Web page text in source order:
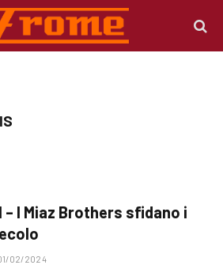
I Miaz Brothers sfidano i
02/2024